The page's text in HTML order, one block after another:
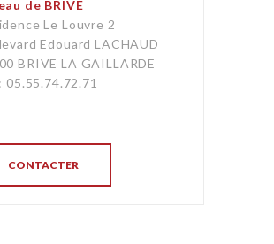
de BRIVE
Le Louvre 2
Edouard LACHAUD
BRIVE LA GAILLARDE
05.55.74.72.71
CONTACTER